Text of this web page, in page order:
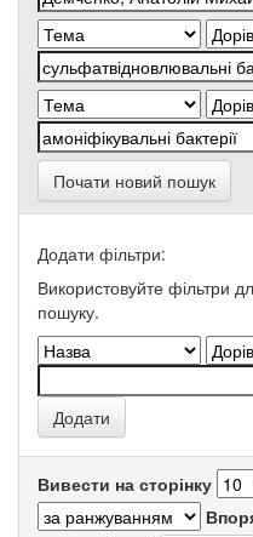
Почати новий пошук
Додати фільтри:
Використовуйте фільтри
пошуку.
Вивести на сторінку